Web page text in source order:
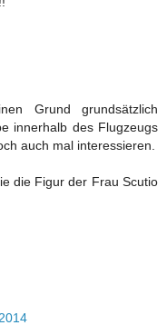
Grund grundsätzlich
innerhalb des Flugzeugs
auch mal interessieren.
die Figur der Frau Scutio